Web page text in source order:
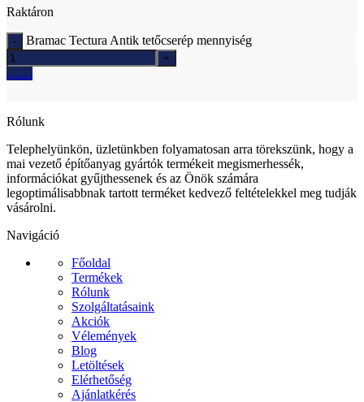
Raktáron
Bramac Tectura Antik tetőcserép mennyiség
Ajánlatkérés
Rólunk
Telephelyünkön, üzletünkben folyamatosan arra törekszünk, hogy a
mai vezető építőanyag gyártók termékeit megismerhessék,
információkat gyűjthessenek és az Önök számára
legoptimálisabbnak tartott terméket kedvező feltételekkel meg tudják
vásárolni.
Navigáció
Főoldal
Termékek
Rólunk
Szolgáltatásaink
Akciók
Vélemények
Blog
Letöltések
Elérhetőség
Ajánlatkérés